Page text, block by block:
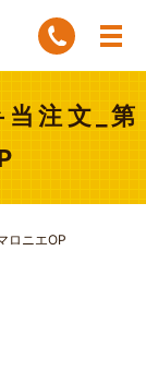
当注文_第
ロニエOP